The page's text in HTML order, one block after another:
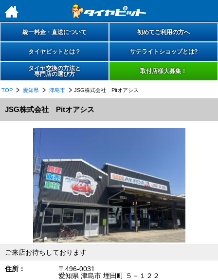
h
統一料金・直送について 初めてご利用の方へ
タイヤピットとは？ サテライトショップとは?
タイヤ交換の方法と
専門店の選び方
取付店様大募集！
TOP 愛知県 津島市 JSG株式会社 Pitオアシス
JSG株式会社 Pitオアシス
ご来店お待ちしております
住所：
〒496-0031
愛知県 津島市 埋田町 ５－１２２